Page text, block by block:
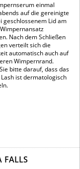
einmal
auf die gereinigte
geschlossenem Lid am
Nach dem Schließen
verteilt sich die
automatisch auch auf
Wimpernrand.
bitte darauf, dass das
ist dermatologisch
FALLS